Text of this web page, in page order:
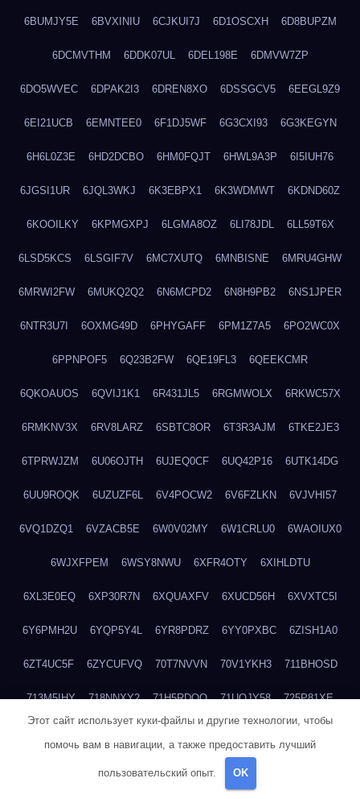
6BUMJY5E 6BVXINIU 6CJKUI7J 6D1OSCXH 6D8BUPZM
6DCMVTHM 6DDK07UL 6DEL198E 6DMVW7ZP
6DO5WVEC 6DPAK2I3 6DREN8XO 6DSSGCV5 6EEGL9Z9
6EI21UCB 6EMNTEE0 6F1DJ5WF 6G3CXI93 6G3KEGYN
6H6L0Z3E 6HD2DCBO 6HM0FQJT 6HWL9A3P 6I5IUH76
6JGSI1UR 6JQL3WKJ 6K3EBPX1 6K3WDMWT 6KDND60Z
6KOOILKY 6KPMGXPJ 6LGMA8OZ 6LI78JDL 6LL59T6X
6LSD5KCS 6LSGIF7V 6MC7XUTQ 6MNBISNE 6MRU4GHW
6MRWI2FW 6MUKQ2Q2 6N6MCPD2 6N8H9PB2 6NS1JPER
6NTR3U7I 6OXMG49D 6PHYGAFF 6PM1Z7A5 6PO2WC0X
6PPNPOF5 6Q23B2FW 6QE19FL3 6QEEKCMR
6QKOAUOS 6QVIJ1K1 6R431JL5 6RGMWOLX 6RKWC57X
6RMKNV3X 6RV8LARZ 6SBTC8OR 6T3R3AJM 6TKE2JE3
6TPRWJZM 6U06OJTH 6UJEQ0CF 6UQ42P16 6UTK14DG
6UU9ROQK 6UZUZF6L 6V4POCW2 6V6FZLKN 6VJVHI57
6VQ1DZQ1 6VZACB5E 6W0V02MY 6W1CRLU0 6WAOIUX0
6WJXFPEM 6WSY8NWU 6XFR4OTY 6XIHLDTU
6XL3E0EQ 6XP30R7N 6XQUAXFV 6XUCD56H 6XVXTC5I
6Y6PMH2U 6YQP5Y4L 6YR8PDRZ 6YY0PXBC 6ZISH1A0
6ZT4UC5F 6ZYCUFVQ 70T7NVVN 70V1YKH3 711BHOSD
713M5IHY 718NNXY2 71H5RDOO 71UQJY58 725P81XE
Этот сайт использует куки-файлы и другие технологии, чтобы
помочь вам в навигации, а также предоставить лучший
пользовательский опыт. OK